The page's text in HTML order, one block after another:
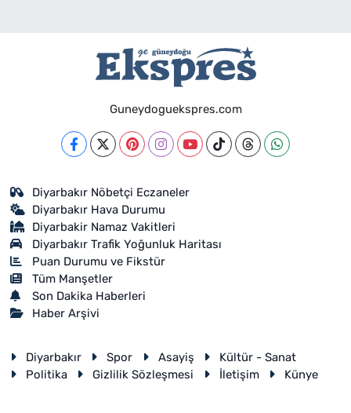
Guneydoguekspres.com
Diyarbakır Nöbetçi Eczaneler
Diyarbakır Hava Durumu
Diyarbakir Namaz Vakitleri
Diyarbakır Trafik Yoğunluk Haritası
Puan Durumu ve Fikstür
Tüm Manşetler
Son Dakika Haberleri
Haber Arşivi
Diyarbakır Spor Asayiş
Kültür - Sanat
Politika
Gizlilik Sözleşmesi İletişim Künye